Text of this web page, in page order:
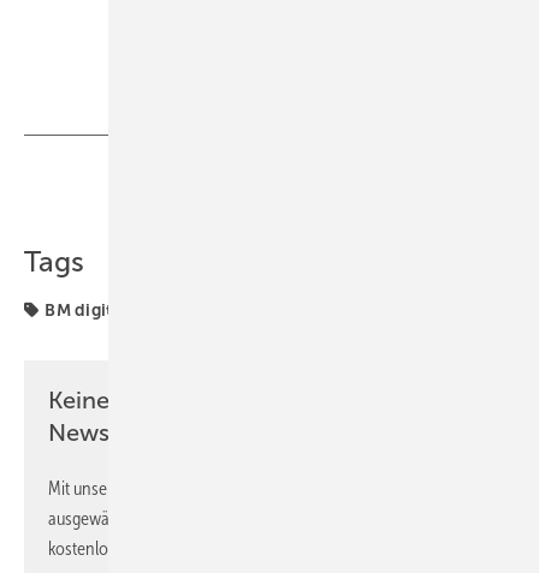
Tags
BM digital
Keine Zeit? Kein Problem mit dem BM
Newsletter!
Mit unserem Newsletter erhalten Sie regelmäßig von uns
ausgewählte Informationen und Neuigkeiten, gebündelt und
kostenlos direkt ins Postfach.